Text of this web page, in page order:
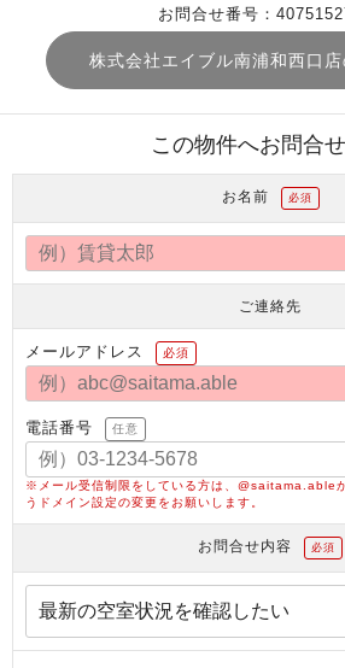
お問合せ番号：
株式会社エイブル南浦和西口
この物件へお問合
お名前 必須
ご連絡先
メールアドレス 必須
電話番号 任意
※メール受信制限をしている方は、@saitama.able
うドメイン設定の変更をお願いします。
お問合せ内容 必須